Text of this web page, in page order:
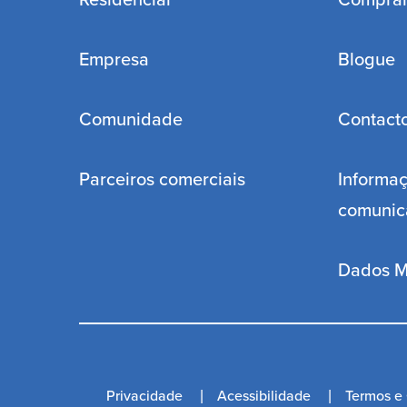
Empresa
Comunidade
Parceiros comerciais
Blogue
Dados
Privacidade Acessibilidade Termos